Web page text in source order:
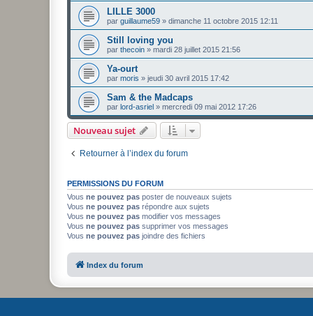
LILLE 3000
par guillaume59 » dimanche 11 octobre 2015 12:11
Still loving you
par thecoin » mardi 28 juillet 2015 21:56
Ya-ourt
par moris » jeudi 30 avril 2015 17:42
Sam & the Madcaps
par lord-asriel » mercredi 09 mai 2012 17:26
Nouveau sujet
Retourner à l’index du forum
PERMISSIONS DU FORUM
Vous ne pouvez pas poster de nouveaux sujets
Vous ne pouvez pas répondre aux sujets
Vous ne pouvez pas modifier vos messages
Vous ne pouvez pas supprimer vos messages
Vous ne pouvez pas joindre des fichiers
Index du forum